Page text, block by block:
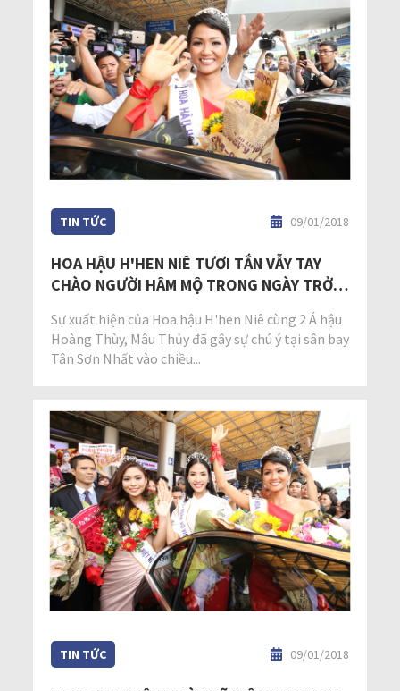
TIN TỨC 09/01/2018
HOA HẬU H'HEN NIÊ TƯƠI TẮN VẪY TAY
CHÀO NGƯỜI HÂM MỘ TRONG NGÀY TRỞ
Sự xuất hiện của Hoa hậu H'hen Niê cùng 2 Á hậu
Hoàng Thùy, Mâu Thủy đã gây sự chú ý tại sân bay
Tân Sơn Nhất vào chiều...
TIN TỨC 09/01/2018